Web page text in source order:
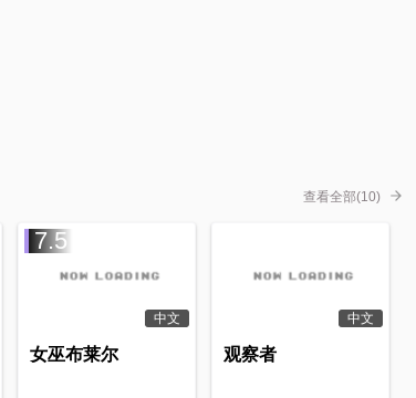
查看全部(10)
7.5
中文
女巫布莱尔
中文
观察者